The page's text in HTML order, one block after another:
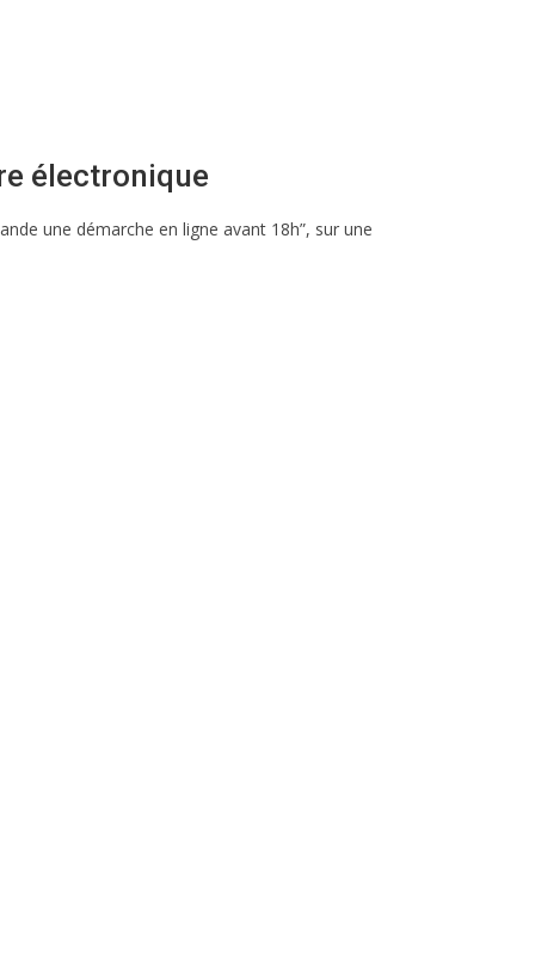
électronique
une démarche en ligne avant 18h”, sur une